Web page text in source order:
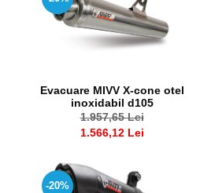
Evacuare MIVV X-cone otel
inoxidabil d105
1.957,65 Lei
1.566,12 Lei
-20%